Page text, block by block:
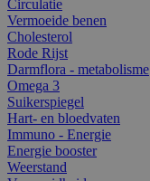
Circulatie
Vermoeide benen
Cholesterol
Rode Rijst
Darmflora - metabolisme
Omega 3
Suikerspiegel
Hart- en bloedvaten
Immuno - Energie
Energie booster
Weerstand